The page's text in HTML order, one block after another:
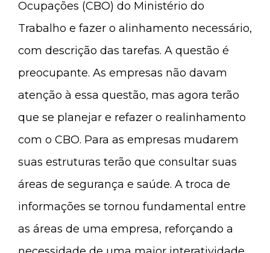
Ocupações (CBO) do Ministério do
Trabalho e fazer o alinhamento necessário,
com descrição das tarefas. A questão é
preocupante. As empresas não davam
atenção à essa questão, mas agora terão
que se planejar e refazer o realinhamento
com o CBO. Para as empresas mudarem
suas estruturas terão que consultar suas
áreas de segurança e saúde. A troca de
informações se tornou fundamental entre
as áreas de uma empresa, reforçando a